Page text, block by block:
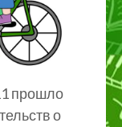
прошло
о